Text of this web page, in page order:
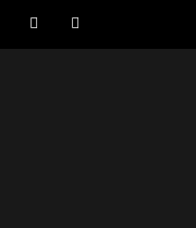
YouTubeInstagram